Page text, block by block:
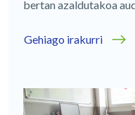
bertan azaldutakoa
Gehiago irakurri